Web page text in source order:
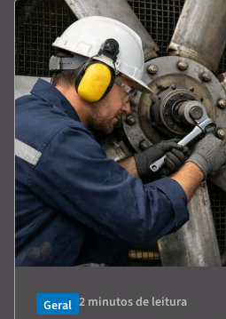
Geral 2 minutos de leitura